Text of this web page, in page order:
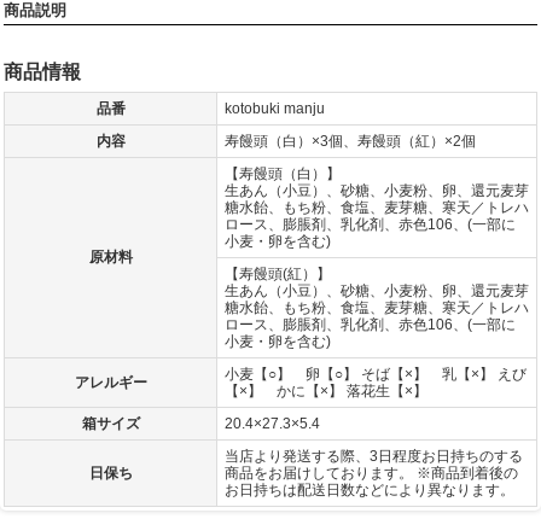
商品説明
商品情報
品番
kotobuki manju
内容
寿饅頭（白）×3個、寿饅頭（紅）×2個
原材料
【寿饅頭（白）】
生あん（小豆）、砂糖、小麦粉、卵、還元麦芽
糖水飴、もち粉、食塩、麦芽糖、寒天／トレハ
ロース、膨脹剤、乳化剤、赤色106、(一部に
小麦・卵を含む)
【寿饅頭(紅）】
生あん（小豆）、砂糖、小麦粉、卵、還元麦芽
糖水飴、もち粉、食塩、麦芽糖、寒天／トレハ
ロース、膨脹剤、乳化剤、赤色106、(一部に
小麦・卵を含む)
アレルギー
小麦【○】 卵【○】 そば【×】 乳【×】 えび
【×】 かに【×】 落花生【×】
箱サイズ
20.4×27.3×5.4
日保ち
当店より発送する際、3日程度お日持ちのする
商品をお届けしております。 ※商品到着後の
お日持ちは配送日数などにより異なります。